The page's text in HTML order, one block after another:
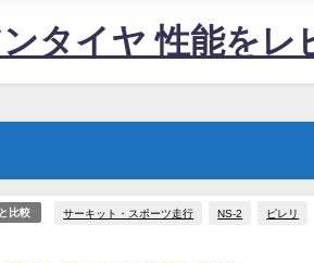
タイヤ 性能をレ
比較 サーキット・スポーツ走行 NS-2 ピレリ